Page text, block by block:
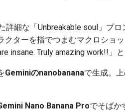
詳細な「Unbreakable soul」プロ
クターを指でつまむマクロショ
insane. Truly amazing work!!」と
Geminiのnanobananaで生成。
Nano Banana Proでそばか